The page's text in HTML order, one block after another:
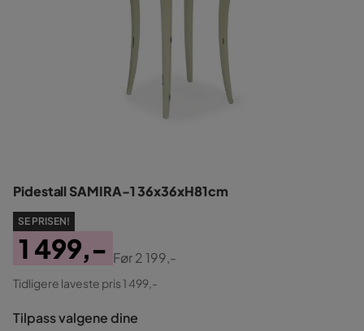
Pidestall SAMIRA-1 36x36xH81cm
SE PRISEN!
Pris
1 499,-
Original
Pris
Før2 199,-
Tidligere laveste pris 1 499,-
Tilpass valgene dine